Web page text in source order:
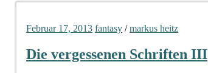
Februar 17, 2013 fantasy /markus heitz
Die vergessenen Schriften III